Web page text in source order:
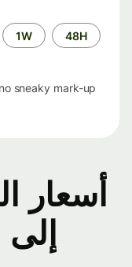
الفترة
الزمنية
48H
1W
no sneaky mark-up
إلى SRD اليوم